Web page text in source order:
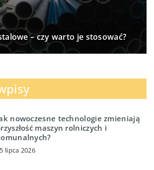
– czy warto je stosować?
nowoczesne technologie zmieniają
maszyn rolniczych i
lipca 2026